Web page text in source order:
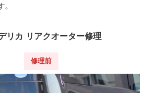
リカ リアクオーター修理
修理前